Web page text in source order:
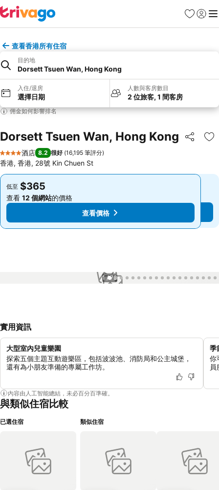
收藏夾
登入 選
查看香港所有住宿
目的地
Dorsett Tsuen Wan, Hong Kong
入住/退房
選擇日期
人數與客房數目
2 位旅客, 1 間客房
佣金如何影響排名
Dorsett Tsuen Wan, Hong Kong 分享
放
4 星級
酒店 8.2 很好 (16,195 筆評分)
香港, 香港, 28號 Kin Chuen St
低至 $365
查看 12 個網站的價格
查看價格
低至 $365
查看 12 個網站的價格
查看價格
1 / 73
實用資訊
大型室內兒童樂園
探索五個主題互動遊樂區，包括波波池、消防局和公主城堡，
還有為小朋友準備的專屬工作坊。
季
你
員
內容由人工智能總結，未必百分百準確。
與類似住宿比較
已選住宿 類似住宿